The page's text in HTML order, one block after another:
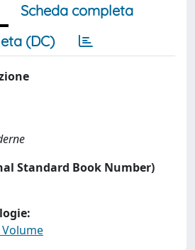
Scheda completa
(DC)
Standard Book Number)